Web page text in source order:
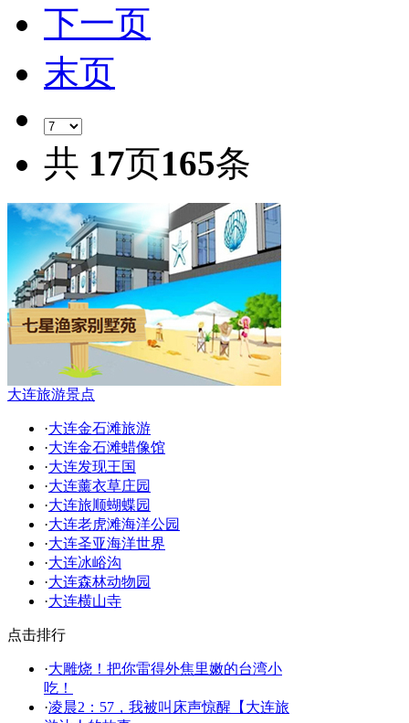
下一页
末页
共 17页165条
大连旅游景点
·大连金石滩旅游
·大连金石滩蜡像馆
·大连发现王国
·大连薰衣草庄园
·大连旅顺蝴蝶园
·大连老虎滩海洋公园
·大连圣亚海洋世界
·大连冰峪沟
·大连森林动物园
·大连横山寺
点击排行
·大雕烧！把你雷得外焦里嫩的台湾小
吃！
·凌晨2：57，我被叫床声惊醒【大连旅